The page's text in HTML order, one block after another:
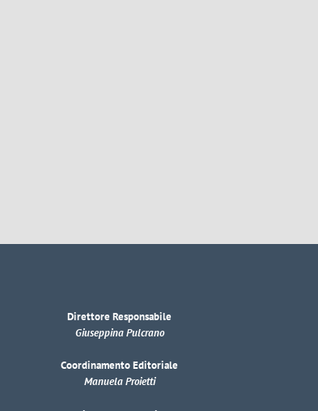
Direttore Responsabile
Giuseppina Pulcrano
Coordinamento Editoriale
Manuela Proietti